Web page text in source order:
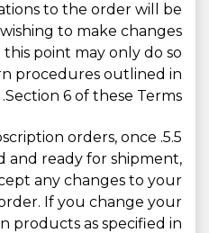
to the order will be
to make changes
point may only do so
procedures outlined in
Section 6 of these Terms.
orders, once
and ready for shipment,
any changes to your
If you change your
products as specified in